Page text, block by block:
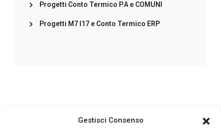
Gestisci Consenso
Progetti Conto Termico P.A e COMUNI
Progetti M7 I17 e Conto Termico ERP